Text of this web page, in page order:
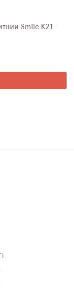
Smile K21-